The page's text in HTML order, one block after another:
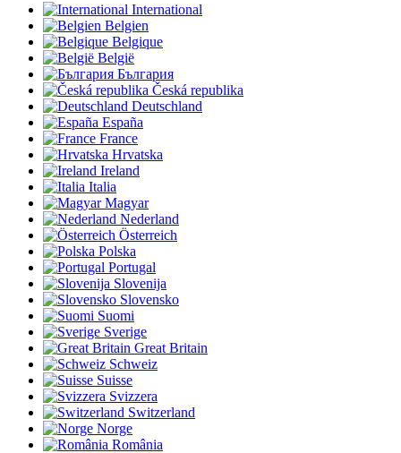
International
Belgien
Belgique
België
България
Česká republika
Deutschland
España
France
Hrvatska
Ireland
Italia
Magyar
Nederland
Österreich
Polska
Portugal
Slovenija
Slovensko
Suomi
Sverige
Great Britain
Schweiz
Suisse
Svizzera
Switzerland
Norge
România